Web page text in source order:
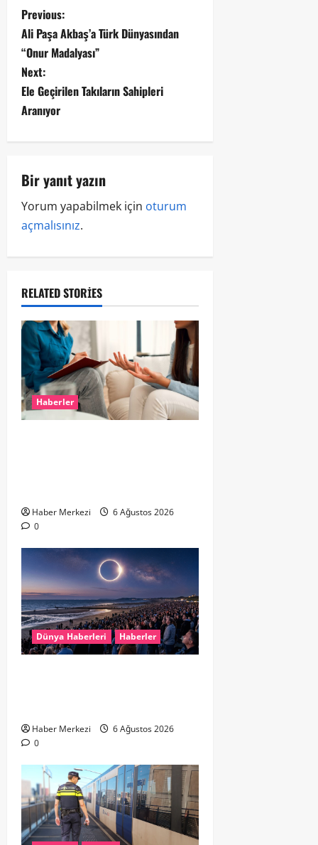
Previous:
Ali Paşa Akbaş’a Türk Dünyasından
“Onur Madalyası”
Next:
Ele Geçirilen Takıların Sahipleri
Aranıyor
Bir yanıt yazın
Yorum yapabilmek için oturum
açmalısınız.
RELATED STORIES
Haberler
Haber Merkezi
6 Ağustos 2026
0
Dünya Haberleri Haberler
Haber Merkezi
6 Ağustos 2026
0